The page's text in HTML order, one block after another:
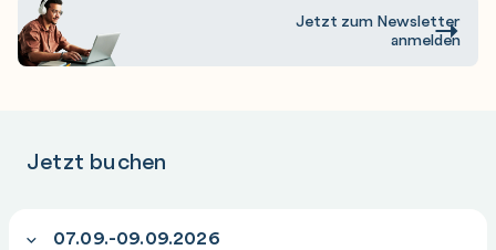
Kreis Bogen
Text
Farbe
Linientyp
Jetzt zum Newsletter
anmelden
Jetzt buchen
07.09.-09.09.2026